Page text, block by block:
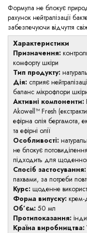
Формула не блокує
рахунок нейтралізації
забезпечуючи відчуття
Характеристики
Призначення:
комфорту шкіри
Тип продукту:
Дія: сприяє
баланс мікрофлори
Активні компоненти:
Akowell™ Fresh
ефірна олія бергамота,
та ефірні олії
Особливості:
не блокує
підходить для
Спосіб застосування:
пахвами, за потреби
Курс: щоденне
Форма випуску: крем-
Об’єм: 50 мл
Протипоказання:
Країна виробництва: